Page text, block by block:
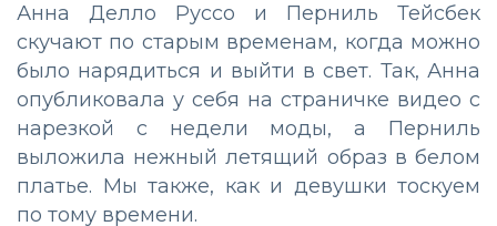
Анна Делло Руссо и Перниль Тейсбек
скучают по старым временам, когда можно
было нарядиться и выйти в свет. Так, Анна
опубликовала у себя на страничке видео с
нарезкой с недели моды, а Перниль
выложила нежный летящий образ в белом
платье. Мы также, как и девушки тоскуем
по тому времени.